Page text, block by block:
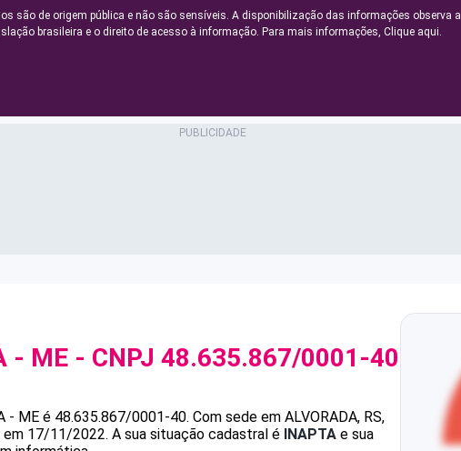
são de origem pública e não são sensíveis. A disponibilização das informações observa a
brasileira e o direito de acesso à informação. Para mais informações, Clique aqui.
- ME - CNPJ 48.635.867/0001-40
- ME é 48.635.867/0001-40. Com sede em ALVORADA, RS,
em 17/11/2022. A sua situação cadastral é INAPTA e sua